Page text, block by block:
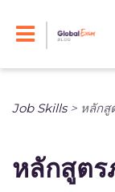
Job Skills> หลักสู
หลักสูตร